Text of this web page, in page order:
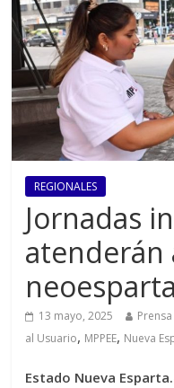
REGIONALES
Jornadas
atenderán
13 mayo, 2025 Prensa
al Usuario, MPPEE, Nueva
Estado Nueva